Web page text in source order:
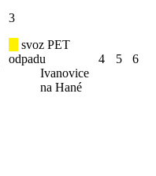
3
svoz PET
odpadu
Ivanovice
na Hané
4 5 6